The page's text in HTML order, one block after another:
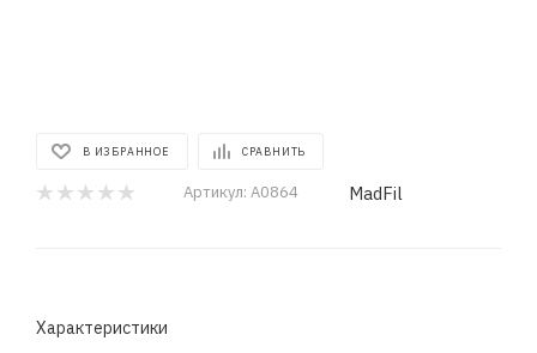
В ИЗБРАННОЕ СРАВНИТЬ
Артикул: A0864 MadFil
Характеристики